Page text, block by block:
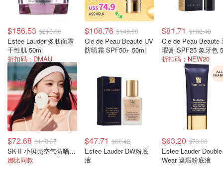
$156.53 $215.00
Estee Lauder 多肽面霜
干性肌 50ml
折扣码：DMAU
$108.76 $148.98
Cle de Peau Beaute UV
防晒霜 SPF50+ 50ml
$81.71 $102.48
Cle de Peau Beaute
瑕膏 SPF25 象牙色
折扣码：NEW20
$72.68 $113.67
SK-II 小贝壳空气防晒霜 30g
娜比同款
$47.71 $80.42
Estee Lauder DW粉底
液
$63.20 $79.00
Estee Lauder Double
Wear 遮瑕粉底液